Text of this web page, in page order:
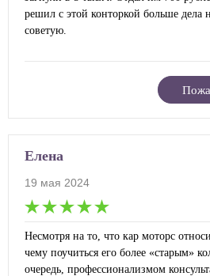
решил с этой конторкой больше дела
советую.
Елена
19 мая 2024
Несмотря на то, что кар моторс
чему поучиться его более «старым»
очередь, профессионализмом